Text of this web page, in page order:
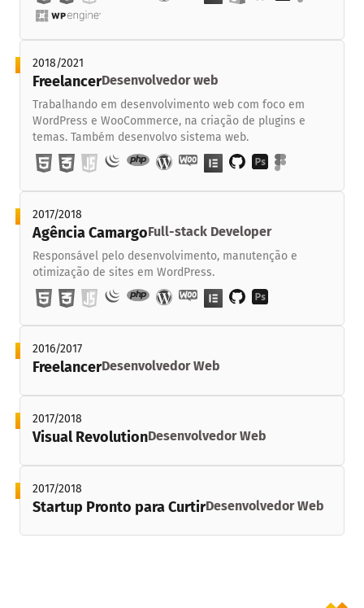
2018/2021
FreelancerDesenvolvedor web
Trabalhando em desenvolvimento web com foco em
WordPress e WooCommerce, na criação de plugins e
temas. Também desenvolvo sistema web.
2017/2018
Agência CamargoFull-stack Developer
Responsável pelo desenvolvimento, manutenção e
otimização de sites em WordPress.
2016/2017
FreelancerDesenvolvedor Web
2017/2018
Visual RevolutionDesenvolvedor Web
2017/2018
Startup Pronto para CurtirDesenvolvedor Web